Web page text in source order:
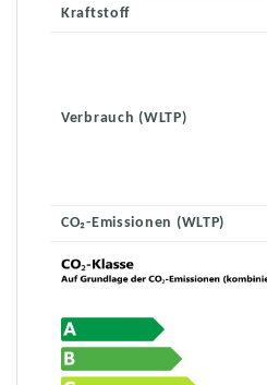
Kraftstoff
Verbrauch (WLTP)
CO₂-Emissionen (WLTP)